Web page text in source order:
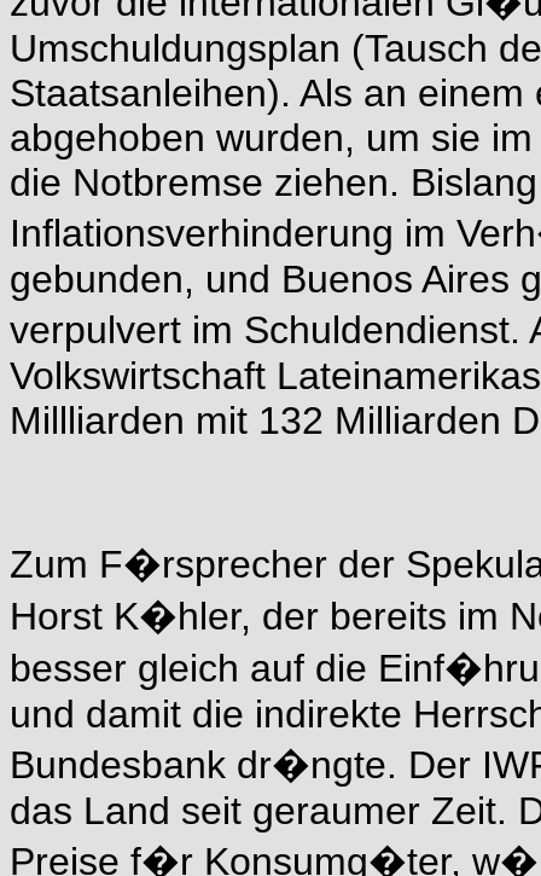
Umschuldungsplan (Tausch
Staatsanleihen). Als an
abgehoben wurden, um sie
die Notbremse ziehen.
Inflationsverhinderung im
gebunden, und Buenos Aires
verpulvert im
Volkswirtschaft
Millliarden mit 132 Milliarden
Zum F�rsprecher der
Horst K�hler, der bereits im
besser gleich auf die
und damit die indirekte
Bundesbank dr�ngte. Der
das Land seit geraumer Zeit.
Preise f�r Konsumg�ter,